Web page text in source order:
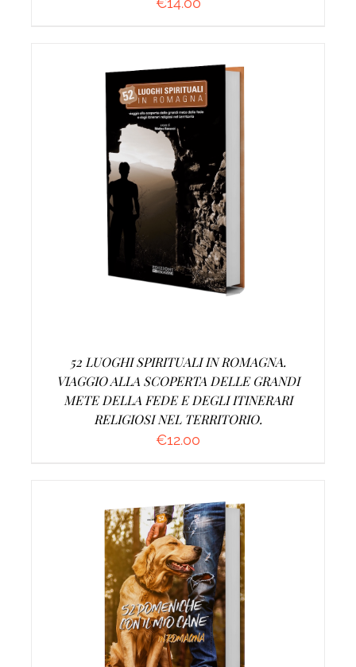
AGGIUNGI AL CARRELLO /
52 LUOGHI SPIRITUALI IN ROMAGNA.
VIAGGIO ALLA SCOPERTA DELLE GRANDI
METE DELLA FEDE E DEGLI ITINERARI
RELIGIOSI NEL TERRITORIO.
€12.00
AGGIUNGI AL CARRELLO /